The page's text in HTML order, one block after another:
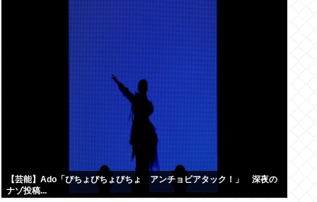
【芸能】Ado「びちょびちょびちょ アンチョビアタック！」 深夜の
ナゾ投稿...